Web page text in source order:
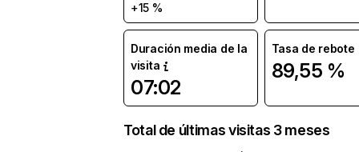
+15 %
Duración media de la
visita
07:02
Tasa de rebote
89,55 %
Total de últimas visitas 3 meses